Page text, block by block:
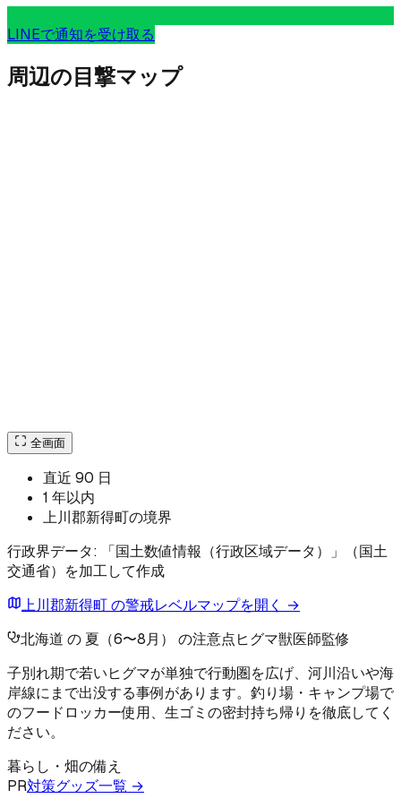
LINEで通知を受け取る
周辺の目撃マップ
全画面
直近 90 日
1 年以内
上川郡新得町の境界
行政界データ: 「国土数値情報（行政区域データ）」（国土
交通省）を加工して作成
上川郡新得町 の警戒レベルマップを開く →
北海道 の 夏（6〜8月） の注意点ヒグマ獣医師監修
子別れ期で若いヒグマが単独で行動圏を広げ、河川沿いや海
岸線にまで出没する事例があります。釣り場・キャンプ場で
のフードロッカー使用、生ゴミの密封持ち帰りを徹底してく
ださい。
暮らし・畑の備え
PR対策グッズ一覧 →